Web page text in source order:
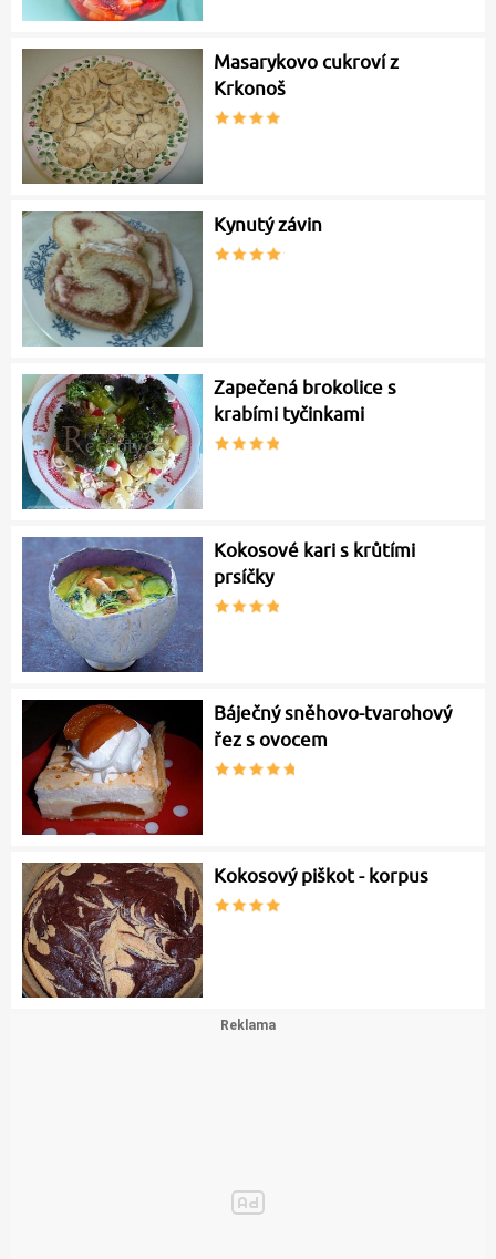
Masarykovo cukroví z
Krkonoš
Kynutý závin
Zapečená brokolice s
krabími tyčinkami
Kokosové kari s krůtími
prsíčky
Báječný sněhovo-tvarohový
řez s ovocem
Kokosový piškot - korpus